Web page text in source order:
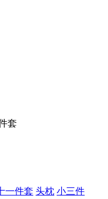
套
一件套 头枕 小三件